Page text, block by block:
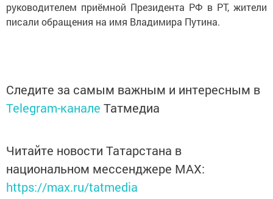
руководителем приёмной Президента РФ в РТ, жители
писали обращения на имя Владимира Путина.
Следите за самым важным и интересным в
Telegram-канале Татмедиа
Читайте новости Татарстана в
национальном мессенджере MАХ:
https://max.ru/tatmedia